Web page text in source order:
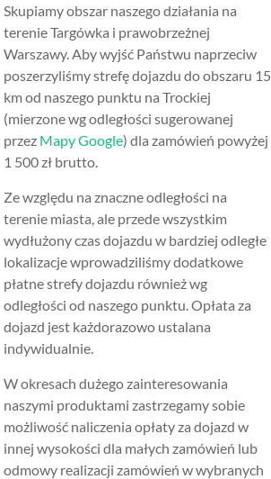
Skupiamy obszar naszego działania na
terenie Targówka i prawobrzeżnej
Warszawy. Aby wyjść Państwu naprzeciw
poszerzyliśmy strefę dojazdu do obszaru 15
km od naszego punktu na Trockiej
(mierzone wg odległości sugerowanej
przez Mapy Google) dla zamówień powyżej
1 500 zł brutto.
Ze względu na znaczne odległości na
terenie miasta, ale przede wszystkim
wydłużony czas dojazdu w bardziej odległe
lokalizacje wprowadziliśmy dodatkowe
płatne strefy dojazdu również wg
odległości od naszego punktu. Opłata za
dojazd jest każdorazowo ustalana
indywidualnie.
W okresach dużego zainteresowania
naszymi produktami zastrzegamy sobie
możliwość naliczenia opłaty za dojazd w
innej wysokości dla małych zamówień lub
odmowy realizacji zamówień w wybranych